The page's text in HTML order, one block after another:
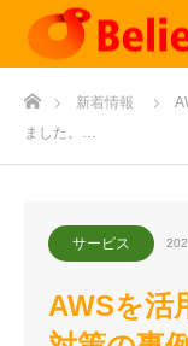
ホーム新着情報
ました。…
サービス
AWSを活